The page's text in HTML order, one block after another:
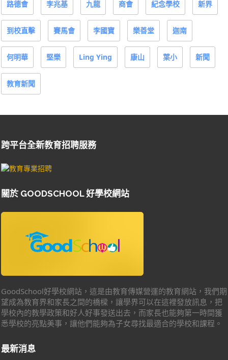
路德會 李兆基 九龍 商會 紀念學校 新界
到校直擊 賽馬會 李國寶 樂善堂 迦南
何明華 堅樂 Ling Ying 康山 葉小 新聞
教育新聞
跨平台全新教育招聘服務
關於 GOODSCHOOL 好學校網站
GoodSchool好學校網站，這是由教育傳媒營運的教育網站，我們期
望成為教育界和家長之間的橋樑，讓學界可以在這裡發放訊息，把
學校內的教學政策和好人好事發送出去，而家長也能夠第一時間獲
悉學校的亮點美事，讓他們能夠為子女尋找最適合的學校和課程。
最新消息